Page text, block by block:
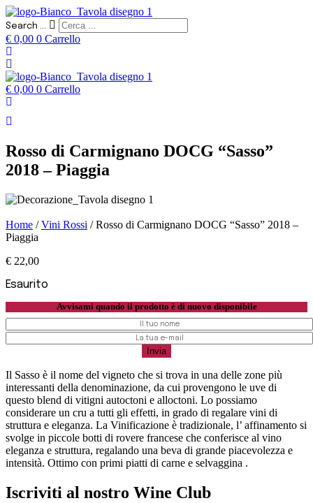
Search ...
€ 0,00 0 Carrello
€ 0,00 0 Carrello
Rosso di Carmignano DOCG “Sasso”
2018 – Piaggia
Home /Vini Rossi / Rosso di Carmignano DOCG “Sasso” 2018 –
Piaggia
€ 22,00
Esaurito
Avvisami quando il prodotto è di nuovo disponibile
Il Sasso è il nome del vigneto che si trova in una delle zone più
interessanti della denominazione, da cui provengono le uve di
questo blend di vitigni autoctoni e alloctoni. Lo possiamo
considerare un cru a tutti gli effetti, in grado di regalare vini di
struttura e eleganza. La Vinificazione è tradizionale, l’ affinamento si
svolge in piccole botti di rovere francese che conferisce al vino
eleganza e struttura, regalando una beva di grande piacevolezza e
intensità. Ottimo con primi piatti di carne e selvaggina .
Iscriviti al nostro Wine Club